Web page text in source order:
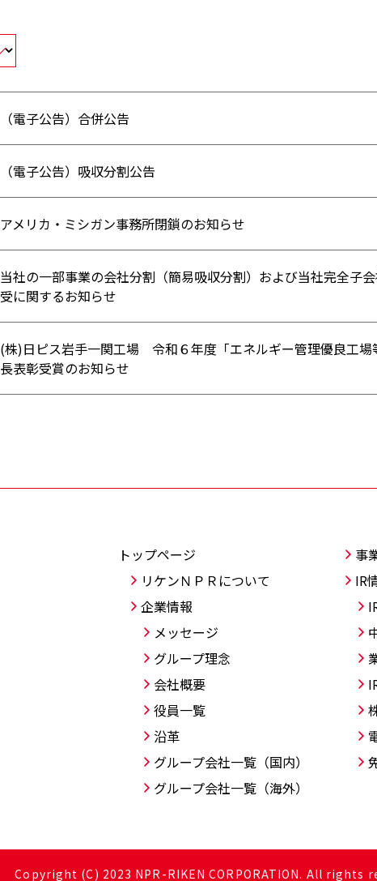
（電子公告）合併公告
（電子公告）吸収分割公告
アメリカ・ミシガン事務所閉鎖のお知らせ
当社の一部事業の会社分割（簡易吸収分割）および当社完全子
受に関するお知らせ
(株)日ピス岩手一関工場 令和６年度「エネルギー管理優良工場
長表彰受賞のお知らせ
トップページ
リケンＮＰＲについて
企業情報
メッセージ
グループ理念
会社概要
役員一覧
沿革
グループ会社一覧（国内）
グループ会社一覧（海外）
事
IR
Copyright (C) 2023 NPR-RIKEN CORPORATION. All rights